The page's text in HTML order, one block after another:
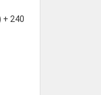
+ 240